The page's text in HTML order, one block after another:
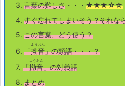
3. 言葉の難しさ ・・・ ★★★☆☆
4. すぐ忘れてしまいそう？それな
5. この言葉、どう使う？
6. 「拗音
ようおん
」の類語・・・？
7. 「拗音
ようおん
」の対義語
8. まとめ